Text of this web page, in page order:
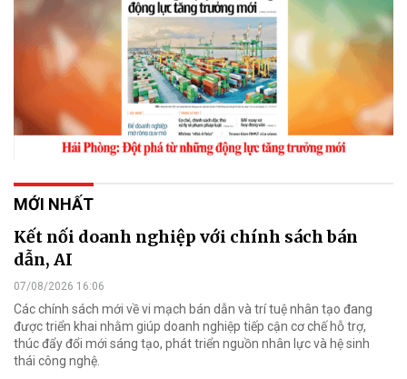
MỚI NHẤT
Kết nối doanh nghiệp với chính sách bán
dẫn, AI
07/08/2026 16:06
Các chính sách mới về vi mạch bán dẫn và trí tuệ nhân tạo đang
được triển khai nhằm giúp doanh nghiệp tiếp cận cơ chế hỗ trợ,
thúc đẩy đổi mới sáng tạo, phát triển nguồn nhân lực và hệ sinh
thái công nghệ.